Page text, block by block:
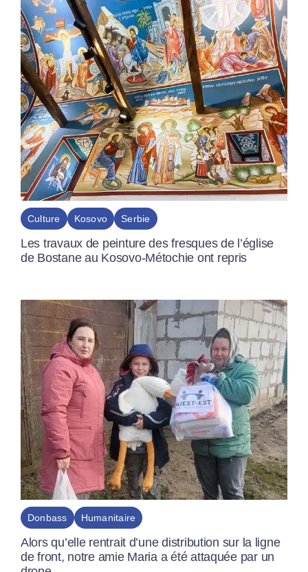
Culture Kosovo Serbie
Les travaux de peinture des fresques de l’église
de Bostane au Kosovo-Métochie ont repris
Donbass Humanitaire
Alors qu’elle rentrait d’une distribution sur la ligne
de front, notre amie Maria a été attaquée par un